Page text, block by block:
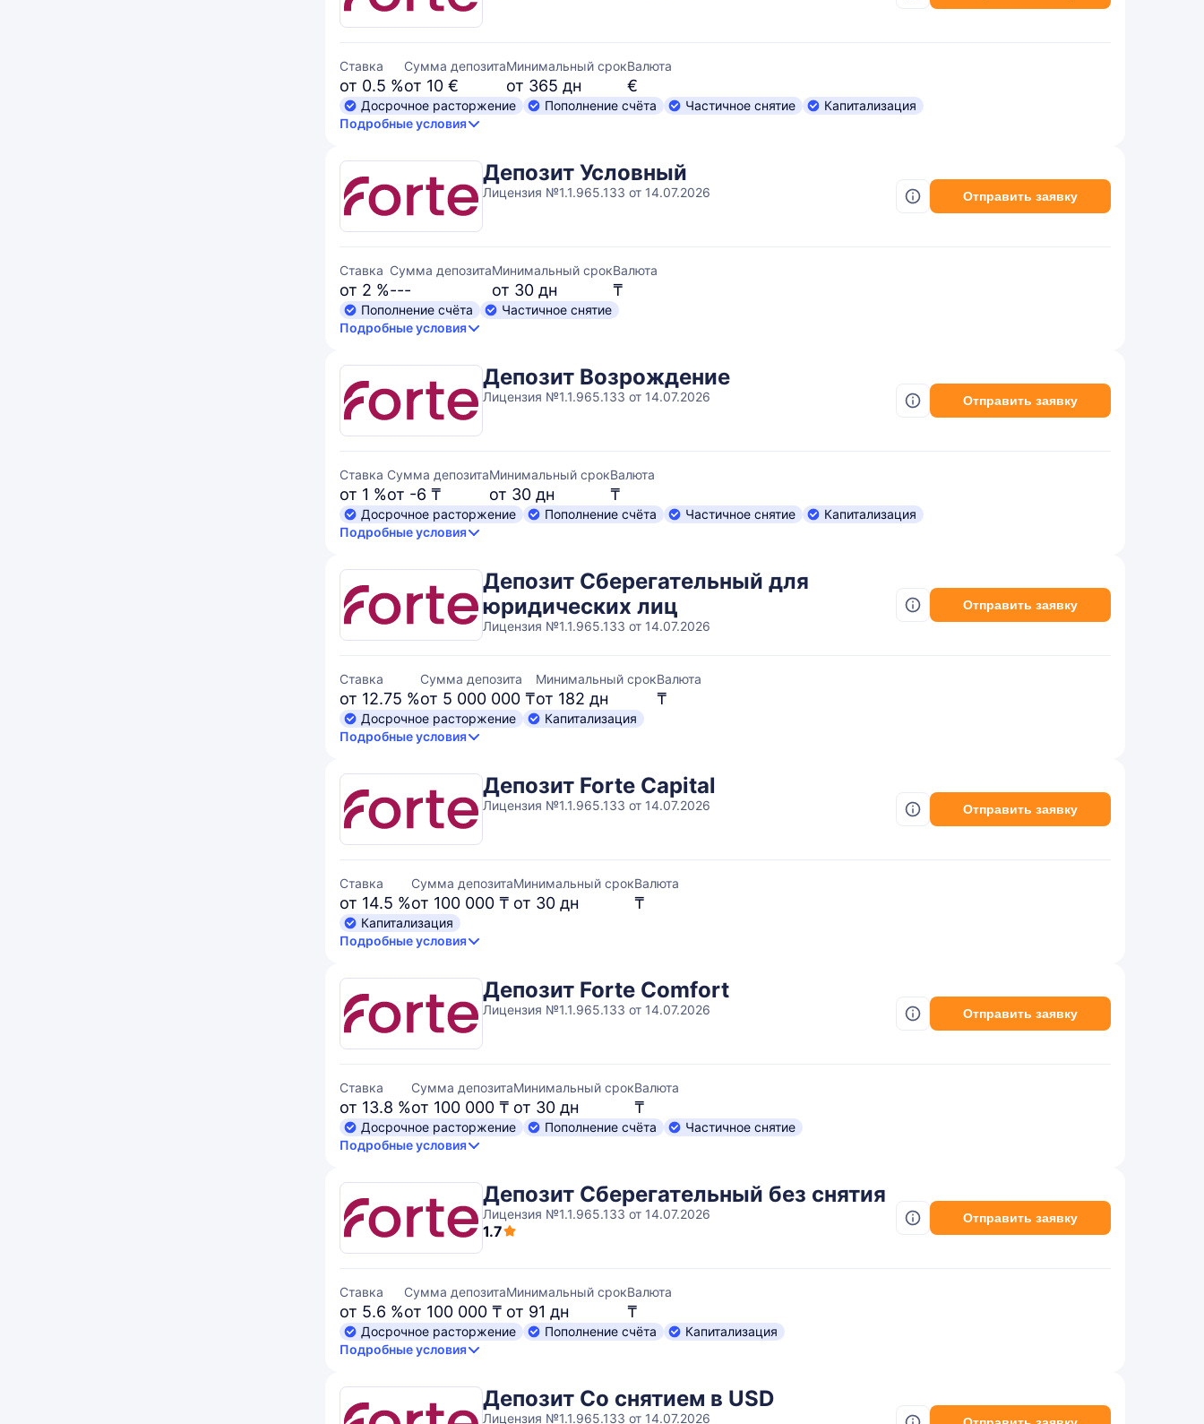
Ставка
от 0.5 %
Сумма депозита
от 10 €
Минимальный срок
от 365 дн
Валюта
€
Досрочное расторжение Пополнение счёта Частичное снятие
Капитализация
Подробные условия
Депозит Условный
Лицензия №1.1.965.133 от 14.07.2026 Отправить заявку
Ставка
от 2 %
Сумма депозита
---
Минимальный срок
от 30 дн
Валюта
₸
Пополнение счёта
Частичное снятие
Подробные условия
Депозит Возрождение
Лицензия №1.1.965.133 от 14.07.2026 Отправить заявку
Ставка
от 1 %
Сумма депозита
от -6 ₸
Минимальный срок
от 30 дн
Валюта
₸
Досрочное расторжение Пополнение счёта Частичное снятие
Капитализация
Подробные условия
Депозит Сберегательный для
юридических лиц
Лицензия №1.1.965.133 от 14.07.2026
Отправить заявку
Ставка
от 12.75 %
Сумма депозита
от 5 000 000 ₸
Минимальный срок
от 182 дн
Валюта
₸
Досрочное расторжение
Капитализация
Подробные условия
Депозит Forte Capital
Лицензия №1.1.965.133 от 14.07.2026 Отправить заявку
Ставка
от 14.5 %
Сумма депозита
от 100 000 ₸
Минимальный срок
от 30 дн
Валюта
₸
Капитализация
Подробные условия
Депозит Forte Comfort
Лицензия №1.1.965.133 от 14.07.2026 Отправить заявку
Ставка
от 13.8 %
Сумма депозита
от 100 000 ₸
Минимальный срок
от 30 дн
Валюта
₸
Досрочное расторжение Пополнение счёта
Частичное снятие
Подробные условия
Депозит Сберегательный без снятия
Лицензия №1.1.965.133 от 14.07.2026
1.7
Отправить заявку
Ставка
от 5.6 %
Сумма депозита
от 100 000 ₸
Минимальный срок
от 91 дн
Валюта
₸
Досрочное расторжение Пополнение счёта
Капитализация
Подробные условия
Депозит Со снятием в USD
Лицензия №1.1.965.133 от 14.07.2026